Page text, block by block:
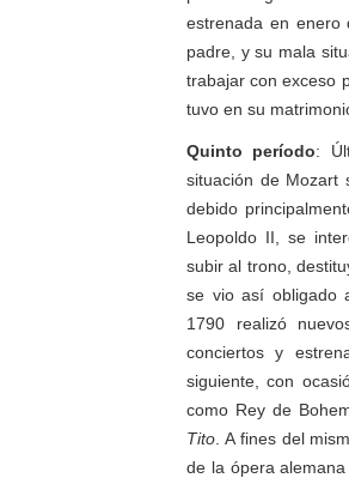
estrenada en
padre, y su mala
trabajar con exceso
tuvo en su
Quinto período:
situación de Mozart
debido
Leopoldo II, se
subir al trono,
se vio así obligado
1790 realizó
conciertos y
siguiente, con
como Rey de
Tito . A fines del
de la ópera